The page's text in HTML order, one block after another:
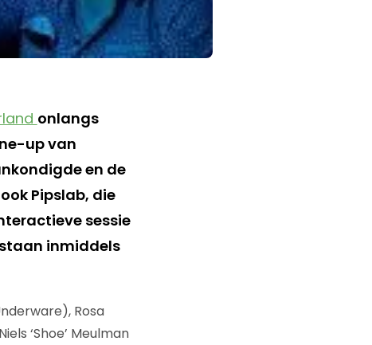
onlangs
up van
en de
Pipslab, die
sessie
inmiddels
Rosa
‘Shoe’ Meulman